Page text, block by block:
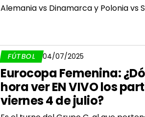
Alemania vs Dinamarca y Polonia vs
FÚTBOL 04/07/2025
Eurocopa Femenina:
hora ver EN VIVO los
viernes 4 de julio?